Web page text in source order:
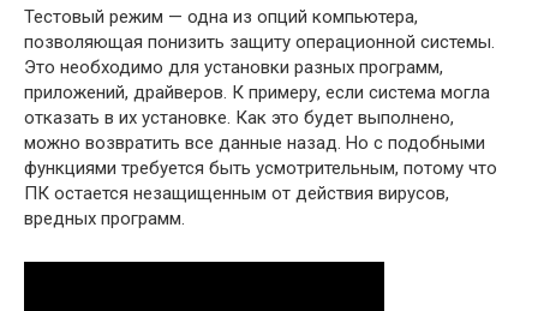
Тестовый режим — одна из опций компьютера,
позволяющая понизить защиту операционной системы.
Это необходимо для установки разных программ,
приложений, драйверов. К примеру, если система могла
отказать в их установке. Как это будет выполнено,
можно возвратить все данные назад. Но с подобными
функциями требуется быть усмотрительным, потому что
ПК остается незащищенным от действия вирусов,
вредных программ.